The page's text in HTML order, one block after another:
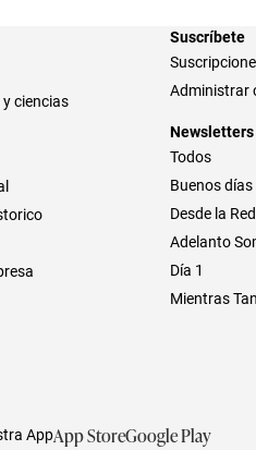
ciencias
Suscríbete
Administrar
Newsletters
Todos
Buenos días
Desde la
Adelanto
Día 1
Mientras
AppApp StoreGoogle Play